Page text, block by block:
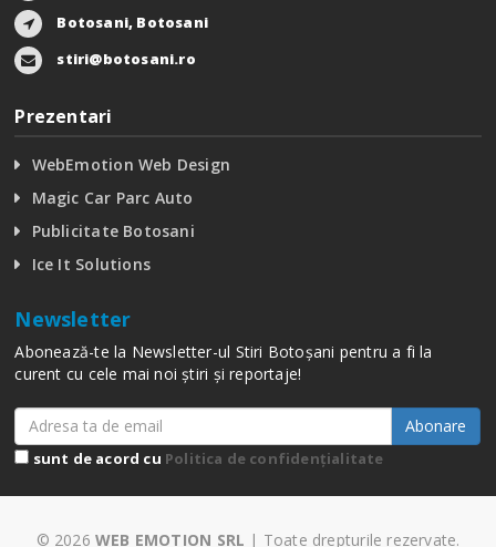
Botosani, Botosani
stiri@botosani.ro
Prezentari
WebEmotion Web Design
Magic Car Parc Auto
Publicitate Botosani
Ice It Solutions
Newsletter
Abonează-te la Newsletter-ul Stiri Botoșani pentru a fi la
curent cu cele mai noi știri și reportaje!
Abonare
sunt de acord cu Politica de confidențialitate
© 2026 WEB EMOTION SRL | Toate drepturile rezervate.